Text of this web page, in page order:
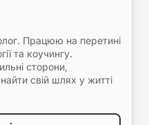
Працюю на перетині
та коучингу.
сторони,
свій шлях у житті